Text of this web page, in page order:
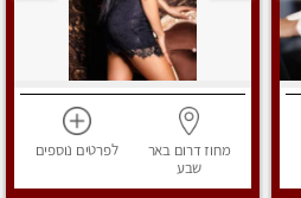
מחוז דרום באר
שבע
לפרטים נוספים